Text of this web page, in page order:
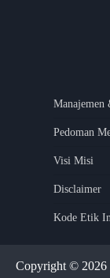
Manajemen
Pedoman
Visi Misi
Disclaimer
Kode Etik
Copyright © 2026